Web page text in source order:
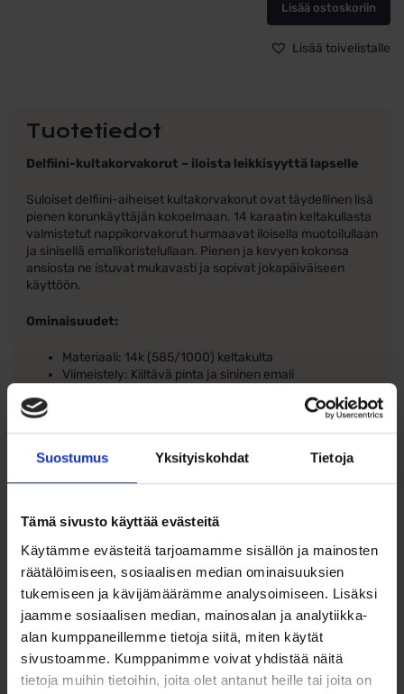
Suostumus Yksityiskohdat Tietoja
Tämä sivusto käyttää evästeitä
Käytämme evästeitä tarjoamamme sisällön ja mainosten
räätälöimiseen, sosiaalisen median ominaisuuksien
tukemiseen ja kävijämäärämme analysoimiseen. Lisäksi
jaamme sosiaalisen median, mainosalan ja analytiikka-
alan kumppaneillemme tietoja siitä, miten käytät
sivustoamme. Kumppanimme voivat yhdistää näitä
tietoja muihin tietoihin, joita olet antanut heille tai joita on
Lisää ostoskoriin
Lisää toivelistalle
Tuotetiedot
Delfiini-kultakorvakorut – iloista leikkisyyttä lapselle
Suloiset delfiini-aiheiset kultakorvakorut ovat täydellinen lisä
pienen korunkäyttäjän kokoelmaan. 14 karaatin keltakullasta
valmistetut nappikorvakorut hurmaavat iloisella muotoilullaan
ja sinisellä emalikoristelullaan. Pienen ja kevyen kokonsa
ansiosta ne istuvat mukavasti ja sopivat jokapäiväiseen
käyttöön.
Ominaisuudet:
Materiaali: 14k (585/1000) keltakulta
Viimeistely: Kiiltävä pinta ja sininen emali
Nappikiinnitys takaa turvallisen ja mukavan käytön
Täydellinen lahja lapselle – ihana valinta syntymäpäiväksi,
Ohjeita sormuksen tai korun
koon valintaan
Tutustu ohjeisiin